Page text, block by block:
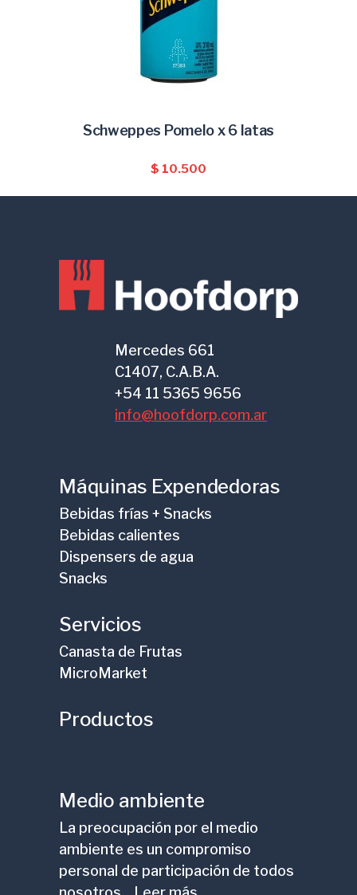
AÑADIR AL CARRITO
Schweppes Pomelo x 6 latas
$ 10.500
Mercedes 661
C1407, C.A.B.A.
+54 11 5365 9656
info@hoofdorp.com.ar
Máquinas Expendedoras
Bebidas frías + Snacks
Bebidas calientes
Dispensers de agua
Snacks
Servicios
Canasta de Frutas
MicroMarket
Productos
Medio ambiente
La preocupación por el medio
ambiente es un compromiso
personal de participación de todos